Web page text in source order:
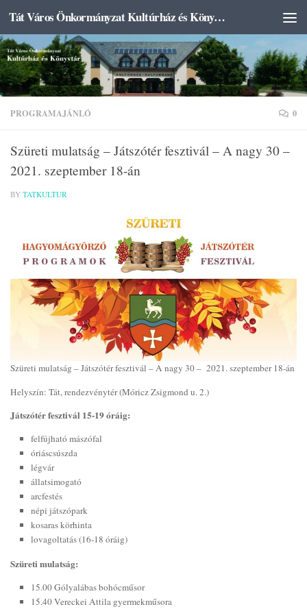
Skip to content Tát Város Önkormányzat Kultúrház és Könyvtár
PROGRAMAJÁNLÓ 0
Szüreti mulatság – Játszótér fesztivál – A nagy 30 –
2021. szeptember 18-án
BY TATKULTUR
Szüreti mulatság – Játszótér fesztivál – A nagy 30 – 2021. szeptember 18-án
Helyszín: Tát, rendezvénytér (Móricz Zsigmond u. 2.)
Játszótér fesztivál 15-19 óráig:
felfújható mászófal
óriáscsúszda
légvár
állatsimogató
arcfestés
népi játszópark
kosaras körhinta
lovagoltatás (16-18 óráig)
Szüreti mulatság:
15.00 Gólyalábas bohócműsor
15.40 Vereckei Attila gyermekműsora